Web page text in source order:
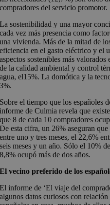
compradores del servicio promotor.
La sostenibilidad y una mayor
cada vez más presencia como
una vivienda. Más de la mitad de
eficiencia en el gasto eléctrico y el
aspectos sostenibles más
de la calidad ambiental y control
agua, el15%. La domótica y la
3%.
Sobre el tiempo que los españoles
informe de Culmia revela que
que 8 de cada 10 compradores
De esta cifra, un 26% aseguran
entre uno y tres meses, el 22,6%
seis meses y un año. Sólo el 10%
8,8% ocupó más de dos años.
El vecino preferido de los
El informe de ‘El viaje del
algunos datos curiosos con